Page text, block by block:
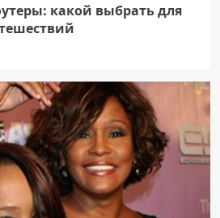
какой выбрать для